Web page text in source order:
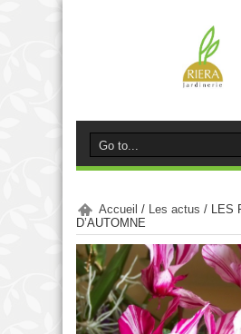
Accueil / Les actus / LES
D’AUTOMNE